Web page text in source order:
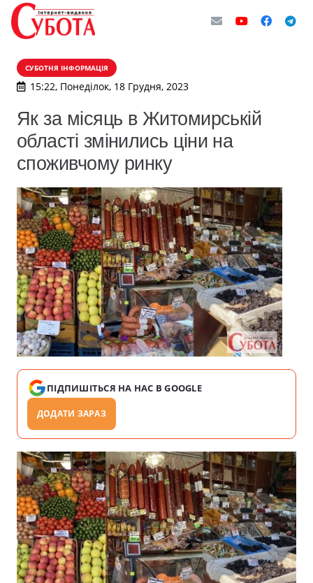
СУБОТНЯ ІНФОРМАЦІЯ
15:22, Понеділок, 18 Грудня, 2023
Як за місяць в Житомирській
області змінились ціни на
споживчому ринку
ПІДПИШІТЬСЯ НА НАС В GOOGLE
ДОДАТИ ЗАРАЗ